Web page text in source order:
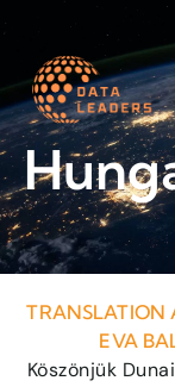
TRANSLATION
EVA
Köszönjük